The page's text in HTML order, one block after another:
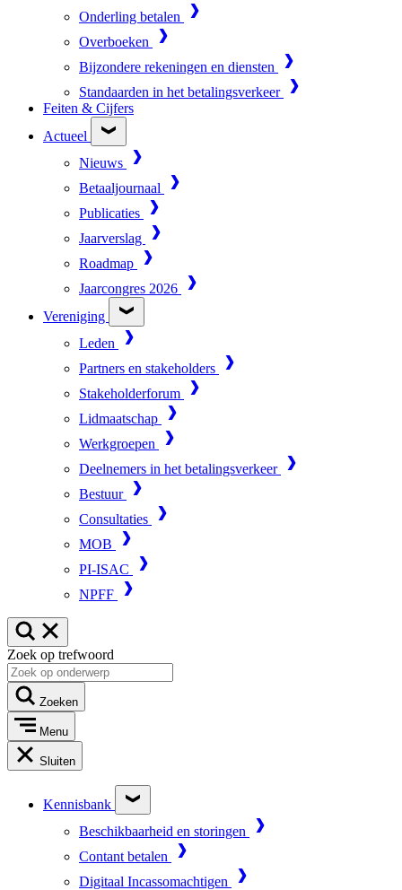
Onderling betalen
Overboeken
Bijzondere rekeningen en diensten
Standaarden in het betalingsverkeer
Feiten & Cijfers
Actueel
Nieuws
Betaaljournaal
Publicaties
Jaarverslag
Roadmap
Jaarcongres 2026
Vereniging
Leden
Partners en stakeholders
Stakeholderforum
Lidmaatschap
Werkgroepen
Deelnemers in het betalingsverkeer
Bestuur
Consultaties
MOB
PI-ISAC
NPFF
Zoek op trefwoord
Zoeken
Menu
Sluiten
Kennisbank
Beschikbaarheid en storingen
Contant betalen
Digitaal Incassomachtigen